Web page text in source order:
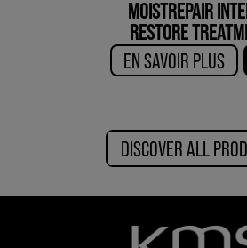
MOISTREPAIR
RESTORE
EN SAVOIR PLUS
DISCOVER ALL